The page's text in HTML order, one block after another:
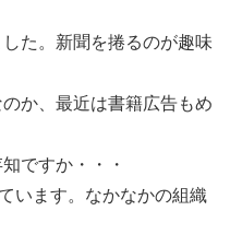
た。新聞を捲るのが趣味
か、最近は書籍広告もめ
ですか・・・
います。なかなかの組織